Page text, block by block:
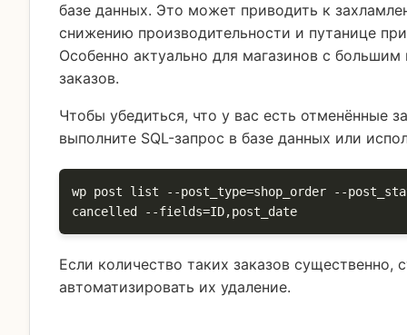
базе данных. Это может приводить к
снижению производительности и путанице
Особенно актуально для магазинов с большим
заказов.
Чтобы убедиться, что у вас есть отменённые
выполните SQL-запрос в базе данных или
wp post list --post_type=shop_order --
cancelled --fields=ID,post_date
Если количество таких заказов существенно,
автоматизировать их удаление.